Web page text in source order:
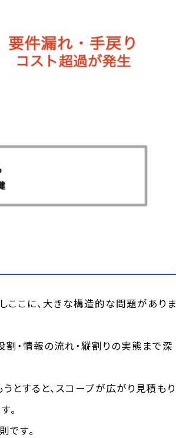
ここに、大きな構造的な問題がありま
割・情報の流れ・縦割りの実態まで深
とすると、スコープが広がり見積もり
。
です。